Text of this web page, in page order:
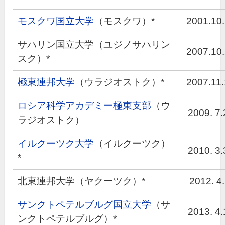
モスクワ国立大学 （モスクワ）*
サハリン国立大学（ユジノサハリン
スク）*
極東連邦大学 （ウラジオストク）*
ロシア科学アカデミー極東支部 （ウ
ラジオストク）
2009.
イルクーツク大学 （イルクーツク）
*
2010.
北東連邦大学（ヤクーツク）* 2012.
サンクトペテルブルグ国立大学 （サ
ンクトペテルブルグ）*
2013.